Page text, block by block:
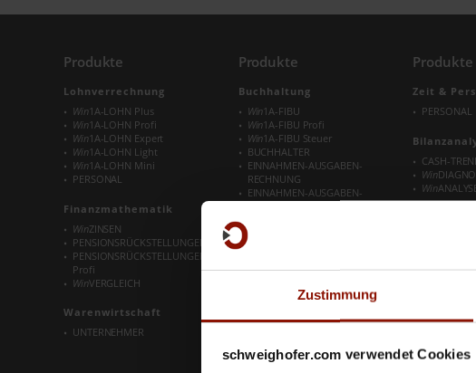
Zustimmung
schweighofer.com verwendet Cookies
Produkte
Lohnverrechnung
Win1A-LOHN Plus
Win1A-LOHN Profi
Win1A-LOHN Expert
Win1A-LOHN Light
Win1A-LOHN Mini
PERSONAL
Finanzmathematik
WinZINSEN
PENSIONSRÜCKSTELLUNGEN
PENSIONSRÜCKSTELLUNGEN
Profi
WinVERGLEICH
Warenwirtschaft
UNTERNEHMER
Produkte
Buchhaltung
Win1A-FIBU
Win1A-FIBU Profi
Win1A-FIBU Steuer
BUCHHALTER
EINNAHMEN-AUSGABEN-
RECHNUNG
EINNAHMEN-AUSGABEN-
Win
URLAUB
VORSTEUERRÜCKERSTATTUNG
Produkte
Zeit &
PERSONAL
CASH-
Win
Win